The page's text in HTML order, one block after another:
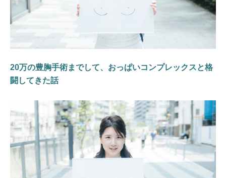
20万の豊胸手術までして、おっぱいコンプレックスと格
闘してきた話